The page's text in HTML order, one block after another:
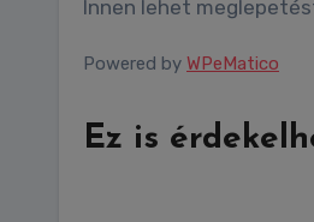
Innen lehet
Powered by WPeMatico
Ez is